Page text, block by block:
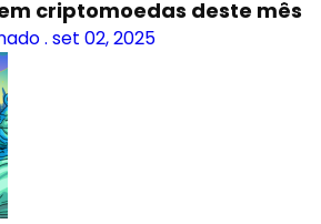
criptomoedas deste mês
. set 02, 2025